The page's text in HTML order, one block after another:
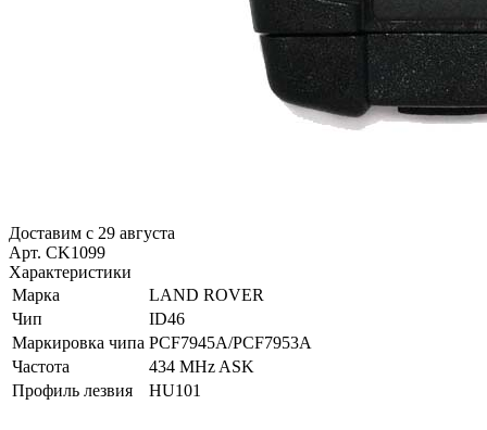
Доставим с 29 августа
Арт. CK1099
Характеристики
Марка
LAND ROVER
Чип
ID46
Маркировка чипа PCF7945A/PCF7953A
Частота
434 MHz ASK
Профиль лезвия
HU101